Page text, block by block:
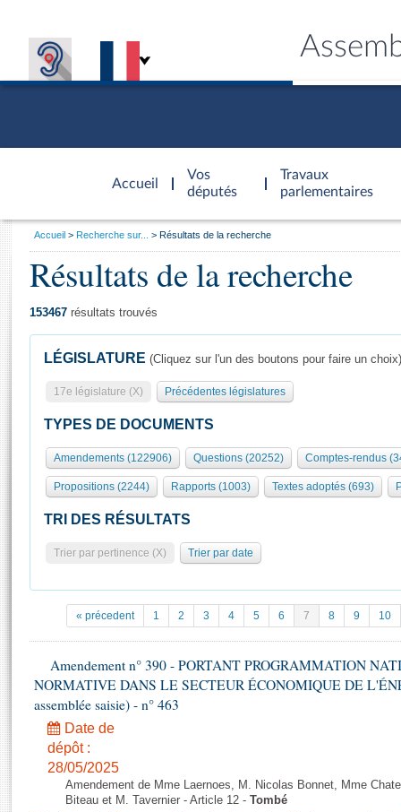
Accueil
d'accueil
Vos
députés
Travaux
parlementaires
Présidence
577 députés
Groupes politiques
Séance publique
Commissions et autres organes
Europe et International
Pétitions
Projets de loi
Propositions de loi
Amendements
Textes adoptés
Rapports d'information
Rapports d'enquête
Général
Rôle et pouvoirs de l'Assemblée
Organisation de l'Assemblée
Présidence Conférence des Présidents Bureau Collège des
Statistiques et chiffres clés
Documents de référence
( Constitution | Règlement de l'Assemblée ... )
Juniors
Anciennes législatures
Liens vers les sites publics
Visiter l'Assemblée
Visite virtuelle du palais Bourbon
Assister à une séance
La Bibliothèque
Contacts et plan d'accès
Photos libres de droit
Vous
Accueil Recherche sur... Résultats de la recherche
Résultats de la recherche
153467 résultats trouvés
LÉGISLATURE (Cliquez sur l'un des boutons pour faire un choix)
17e législature (X) Précédentes législatures
TYPES DE DOCUMENTS
Amendements (122906) Questions (20252) Comptes-rendus
Propositions (2244) Rapports (1003) Textes adoptés (693)
TRI DES RÉSULTATS
Trier par pertinence (X) Trier par date
« précedent 1 2 3 4 5 6 7 8 9 10
Amendement n° 390 - PORTANT PROGRAMMATION
NORMATIVE DANS LE SECTEUR ÉCONOMIQUE DE
assemblée saisie) - n° 463
Date de
dépôt :
28/05/2025
Amendement de Mme Laernoes, M. Nicolas Bonnet, Mme
Biteau et M. Tavernier - Article 12 - Tombé